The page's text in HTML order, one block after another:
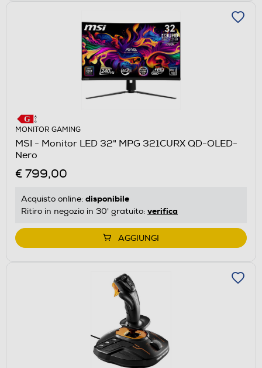
MONITOR GAMING
MSI - Monitor LED 32" MPG 321CURX QD-OLED-
Nero
€ 799,00
Acquisto online: disponibile
Ritiro in negozio in 30' gratuito: verifica
AGGIUNGI